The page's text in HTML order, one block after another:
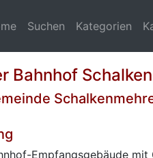
Suchen Kategorien
Bahnhof
Empfangsgebäude